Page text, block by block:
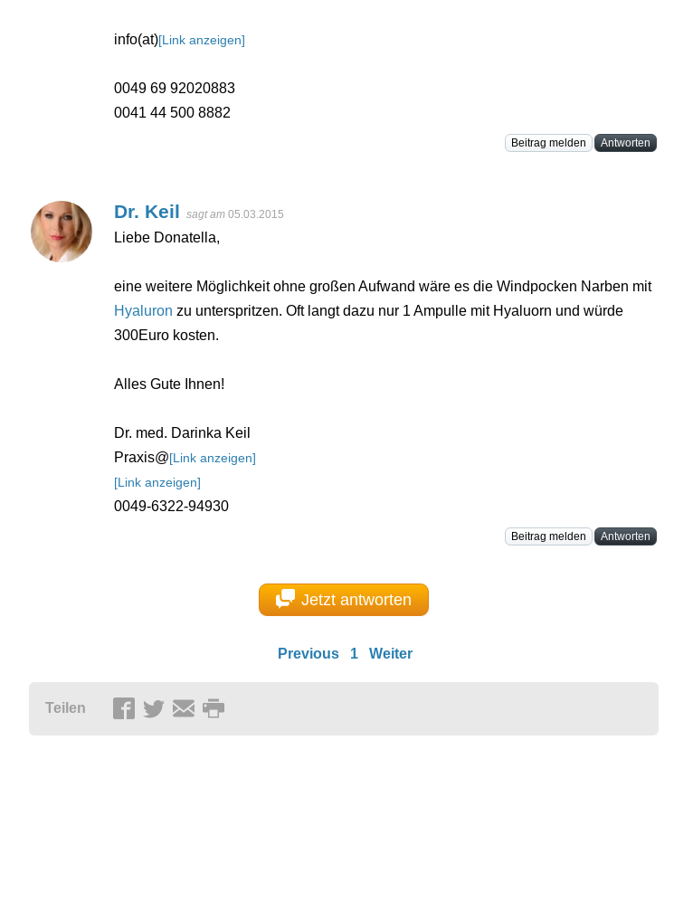
info(at)[Link anzeigen]
0049 69 92020883
0041 44 500 8882
Beitrag melden Antworten
Dr. Keil sagt am 05.03.2015
Liebe Donatella,
eine weitere Möglichkeit ohne großen Aufwand wäre es die Windpocken Narben mit
Hyaluron zu unterspritzen. Oft langt dazu nur 1 Ampulle mit Hyaluorn und würde
300Euro kosten.
Alles Gute Ihnen!
Dr. med. Darinka Keil
Praxis@[Link anzeigen]
[Link anzeigen]
0049-6322-94930
Beitrag melden Antworten
Jetzt antworten
Previous 1 Weiter
Teilen